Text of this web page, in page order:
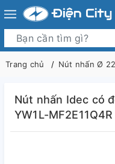
Trang chủ Nút nhấn Ø
Nút nhấn Idec có
YW1L-